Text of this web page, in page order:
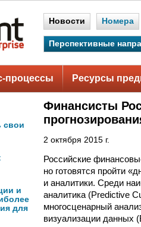
Новости Номера
Перспективные
процессы Ресурсы
свои
и
для
Финансисты
2 октября 2015 г.
Российские
но готовятся пройти
и аналитики. Среди
аналитика (Predictive
многосценарный
визуализации данных